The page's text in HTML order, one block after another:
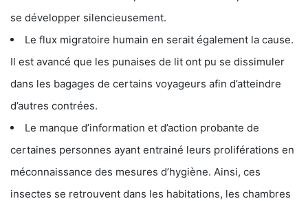
se développer silencieusement.
Le flux migratoire humain en serait également la cause.
Il est avancé que les punaises de lit ont pu se dissimuler
dans les bagages de certains voyageurs afin d’atteindre
d’autres contrées.
Le manque d’information et d’action probante de
certaines personnes ayant entrainé leurs proliférations en
méconnaissance des mesures d’hygiène. Ainsi, ces
insectes se retrouvent dans les habitations, les chambres